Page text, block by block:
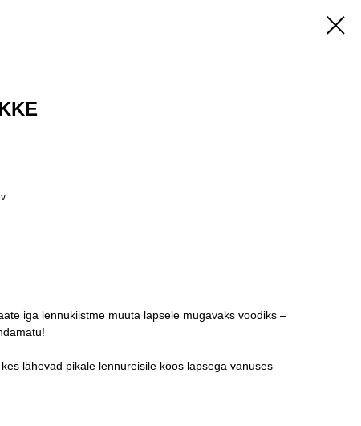
iga lennukiistme muuta lapsele mugavaks voodiks –
lähevad pikale lennureisile koos lapsega vanuses